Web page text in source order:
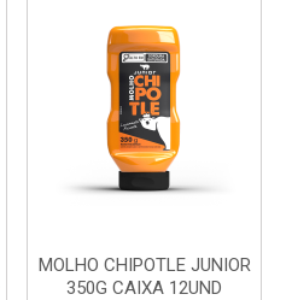
MOLHO CHIPOTLE JUNIOR
350G CAIXA 12UND